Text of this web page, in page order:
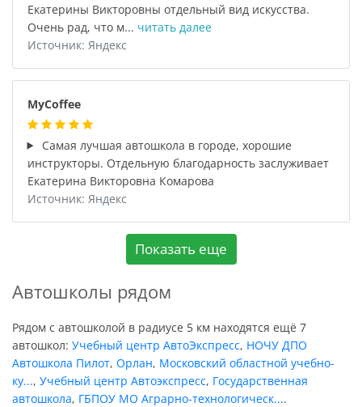
Екатерины Викторовны отдельный вид искусства.
Очень рад, что м... читать далее
Источник: Яндекс
MyCoffee
Самая лучшая автошкола в городе, хорошие
инструкторы. Отдельную благодарность заслуживает
Екатерина Викторовна Комарова
Источник: Яндекс
Показать еще
Автошколы рядом
Рядом с автошколой в радиусе 5 км находятся ещё 7
автошкол: Учебный центр АвтоЭкспресс, НОЧУ ДПО
Автошкола Пилот, Орлан, Московский областной учебно-
ку..., Учебный центр Автоэкспресс, Государственная
автошкола, ГБПОУ МО Аграрно-технологическ....